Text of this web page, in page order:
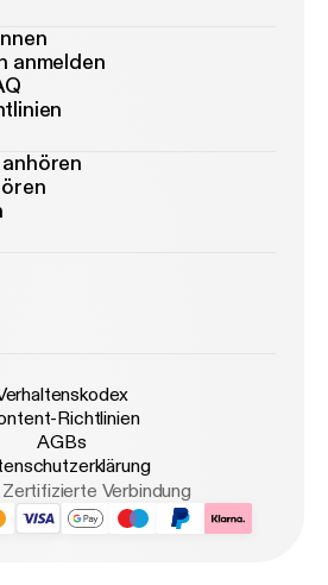
anmelden
Richtlinien
AGBs
Verbindung